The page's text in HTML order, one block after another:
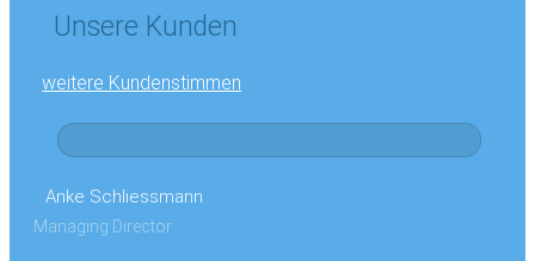
Unsere Kunden
weitere Kundenstimmen
Anke Schliessmann
Managing Director